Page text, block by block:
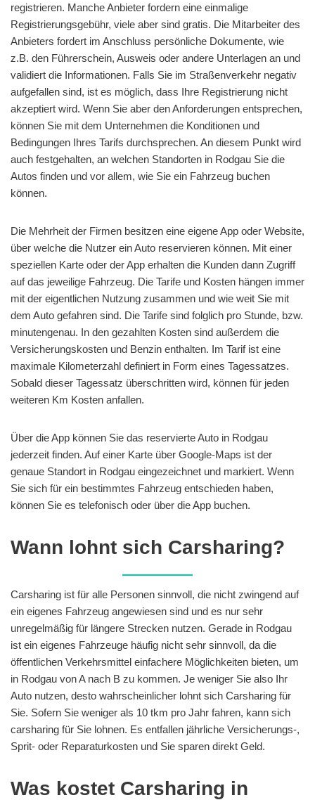
registrieren. Manche Anbieter fordern eine einmalige
Registrierungsgebühr, viele aber sind gratis. Die Mitarbeiter des
Anbieters fordert im Anschluss persönliche Dokumente, wie
z.B. den Führerschein, Ausweis oder andere Unterlagen an und
validiert die Informationen. Falls Sie im Straßenverkehr negativ
aufgefallen sind, ist es möglich, dass Ihre Registrierung nicht
akzeptiert wird. Wenn Sie aber den Anforderungen entsprechen,
können Sie mit dem Unternehmen die Konditionen und
Bedingungen Ihres Tarifs durchsprechen. An diesem Punkt wird
auch festgehalten, an welchen Standorten in Rodgau Sie die
Autos finden und vor allem, wie Sie ein Fahrzeug buchen
können.
Die Mehrheit der Firmen besitzen eine eigene App oder Website,
über welche die Nutzer ein Auto reservieren können. Mit einer
speziellen Karte oder der App erhalten die Kunden dann Zugriff
auf das jeweilige Fahrzeug. Die Tarife und Kosten hängen immer
mit der eigentlichen Nutzung zusammen und wie weit Sie mit
dem Auto gefahren sind. Die Tarife sind folglich pro Stunde, bzw.
minutengenau. In den gezahlten Kosten sind außerdem die
Versicherungskosten und Benzin enthalten. Im Tarif ist eine
maximale Kilometerzahl definiert in Form eines Tagessatzes.
Sobald dieser Tagessatz überschritten wird, können für jeden
weiteren Km Kosten anfallen.
Über die App können Sie das reservierte Auto in Rodgau
jederzeit finden. Auf einer Karte über Google-Maps ist der
genaue Standort in Rodgau eingezeichnet und markiert. Wenn
Sie sich für ein bestimmtes Fahrzeug entschieden haben,
können Sie es telefonisch oder über die App buchen.
Wann lohnt sich Carsharing?
Carsharing ist für alle Personen sinnvoll, die nicht zwingend auf
ein eigenes Fahrzeug angewiesen sind und es nur sehr
unregelmäßig für längere Strecken nutzen. Gerade in Rodgau
ist ein eigenes Fahrzeuge häufig nicht sehr sinnvoll, da die
öffentlichen Verkehrsmittel einfachere Möglichkeiten bieten, um
in Rodgau von A nach B zu kommen. Je weniger Sie also Ihr
Auto nutzen, desto wahrscheinlicher lohnt sich Carsharing für
Sie. Sofern Sie weniger als 10 tkm pro Jahr fahren, kann sich
carsharing für Sie lohnen. Es entfallen jährliche Versicherungs-,
Sprit- oder Reparaturkosten und Sie sparen direkt Geld.
Was kostet Carsharing in